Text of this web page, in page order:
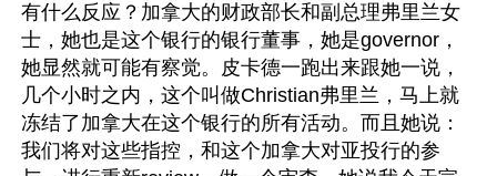
有什么反应？加拿大的财政部长和副总理弗里兰女
士，她也是这个银行的银行董事，她是governor，
她显然就可能有察觉。皮卡德一跑出来跟她一说，
几个小时之内，这个叫做Christian弗里兰，马上就
冻结了加拿大在这个银行的所有活动。而且她说：
我们将对这些指控，和这个加拿大对亚投行的参